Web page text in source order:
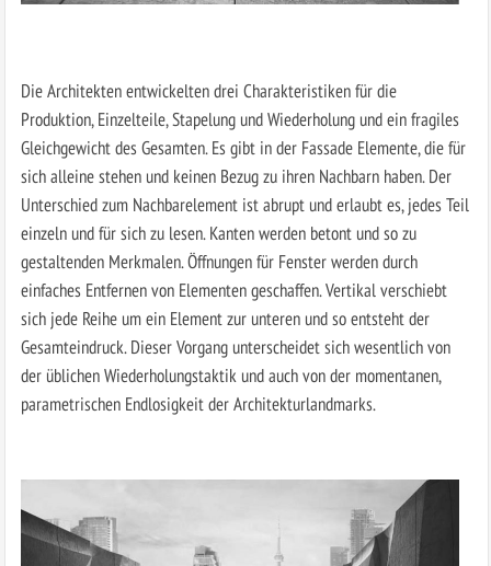
Die Architekten entwickelten drei Charakteristiken für die
Produktion, Einzelteile, Stapelung und Wiederholung und ein fragiles
Gleichgewicht des Gesamten. Es gibt in der Fassade Elemente, die für
sich alleine stehen und keinen Bezug zu ihren Nachbarn haben. Der
Unterschied zum Nachbarelement ist abrupt und erlaubt es, jedes Teil
einzeln und für sich zu lesen. Kanten werden betont und so zu
gestaltenden Merkmalen. Öffnungen für Fenster werden durch
einfaches Entfernen von Elementen geschaffen. Vertikal verschiebt
sich jede Reihe um ein Element zur unteren und so entsteht der
Gesamteindruck. Dieser Vorgang unterscheidet sich wesentlich von
der üblichen Wiederholungstaktik und auch von der momentanen,
parametrischen Endlosigkeit der Architekturlandmarks.